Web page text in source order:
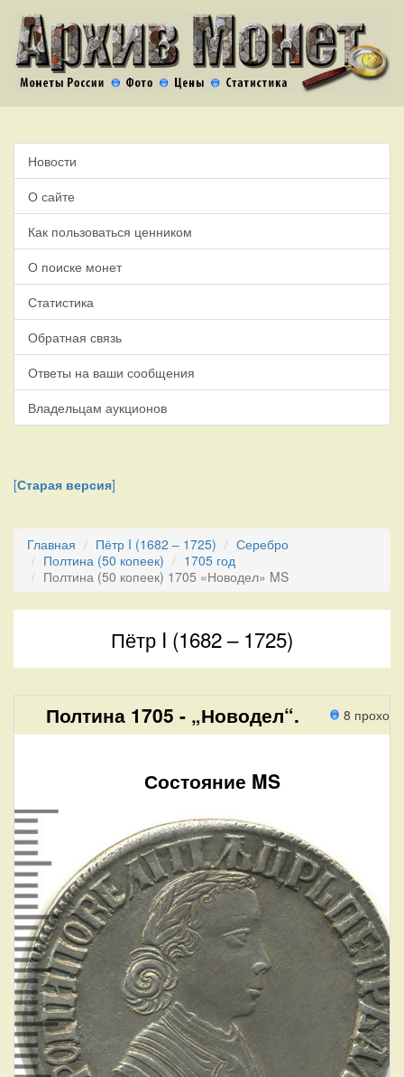
Новости
О сайте
Как пользоваться ценником
О поиске монет
Статистика
Обратная связь
Ответы на ваши сообщения
Владельцам аукционов
[Старая версия]
Главная Пётр I (1682 – 1725)
Серебро
Полтина (50 копеек)
1705 год
Полтина (50 копеек) 1705 «Новодел» MS
Пётр I (1682 – 1725)
8
Полтина 1705 - „Новодел“.
Состояние MS